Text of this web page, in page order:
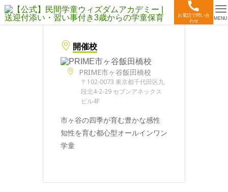
お電話で問い合
わせ
MENU
開催校
PRIME市ヶ谷飯田橋校
〒102-0073 東京都千代田区九
段北4-2-29 セブンアネックス
ビル4F
市ヶ谷の四季が育む豊かな感性
知性を育む都心型オールインワン
学童